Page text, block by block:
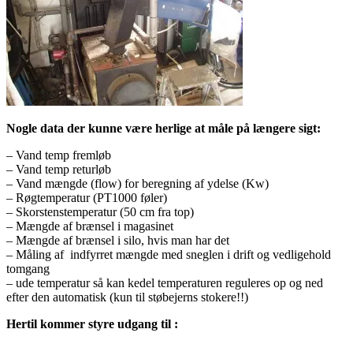
Nogle data der kunne være herlige at måle på længere sigt:
– Vand temp fremløb
– Vand temp returløb
– Vand mængde (flow) for beregning af ydelse (Kw)
– Røgtemperatur (PT1000 føler)
– Skorstenstemperatur (50 cm fra top)
– Mængde af brænsel i magasinet
– Mængde af brænsel i silo, hvis man har det
– Måling af indfyrret mængde med sneglen i drift og vedligehold
tomgang
– ude temperatur så kan kedel temperaturen reguleres op og ned
efter den automatisk (kun til støbejerns stokere!!)
Hertil kommer styre udgang til :